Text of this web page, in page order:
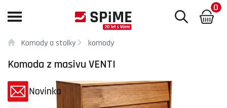
Toggle
0
Komody a stolky komody
Komoda z masivu VENTI